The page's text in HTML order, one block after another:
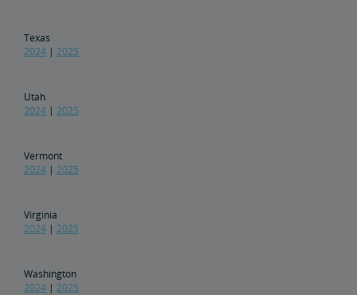
Texas
2024 | 2025
Utah
2024 | 2025
Vermont
2024 | 2025
Virginia
2024 | 2025
Washington
2024 | 2025